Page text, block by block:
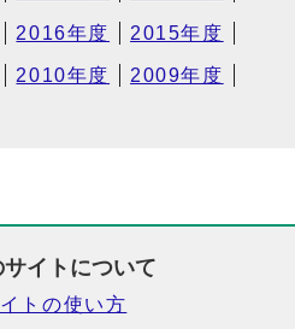
2016年度 2015年度
2010年度 2009年度
サイトについて
トの使い方